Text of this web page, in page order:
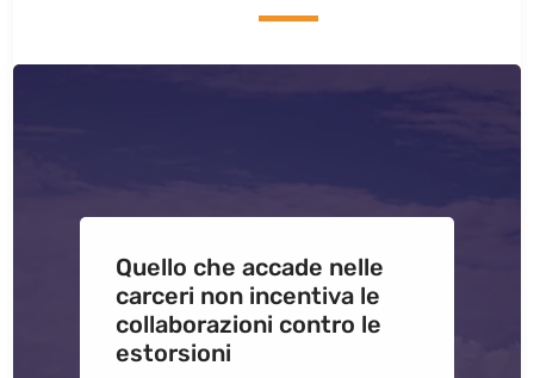
Quello che accade nelle
carceri non incentiva le
collaborazioni contro le
estorsioni